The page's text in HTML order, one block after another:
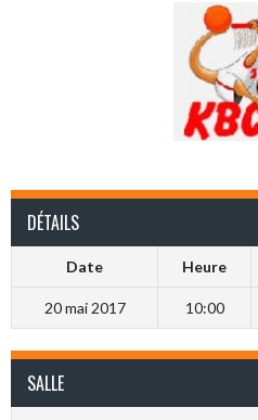
DÉTAILS
Date Heure
20 mai 2017 10:00
SALLE